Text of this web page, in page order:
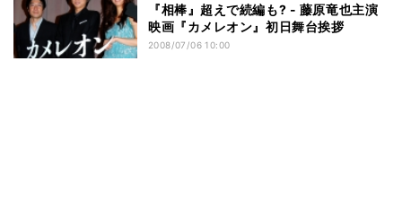
『相棒』超えで続編も? - 藤原竜也主演
映画『カメレオン』初日舞台挨拶
2008/07/06 10:00